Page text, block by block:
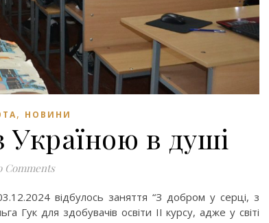
, НОВИНИ
Україною в душі
Comments
відбулось заняття “З добром у серці, з
Гук для здобувачів освіти II курсу, адже у світі